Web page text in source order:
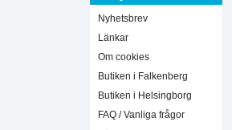
Nyhetsbrev
Länkar
Om cookies
Butiken i Falkenberg
Butiken i Helsingborg
FAQ / Vanliga frågor